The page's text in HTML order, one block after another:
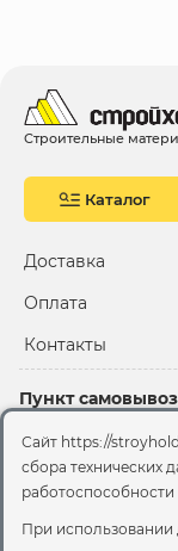
Строительные
Каталог
Доставка
Оплата
Контакты
Пункт
2-й Иртышский
территория 2А
Офис
Сайт https://
сбора технических
При использовании